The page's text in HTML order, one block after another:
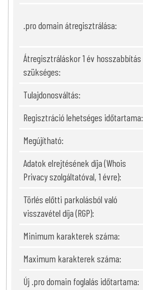
.pro domain átregisztrálása:
Átregisztráláskor 1 év hosszabbítás
szükséges:
Tulajdonosváltás:
Regisztráció lehetséges időtartama:
Megújítható:
Adatok elrejtésének díja (Whois
Privacy szolgáltatóval, 1 évre):
Törlés előtti parkolásból való
visszavétel díja (RGP):
Minimum karakterek száma:
Maximum karakterek száma:
Új .pro domain foglalás időtartama: